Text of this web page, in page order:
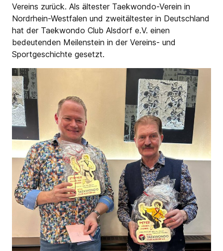
Vereins zurück. Als ältester Taekwondo-Verein in
Nordrhein-Westfalen und zweitältester in Deutschland
hat der Taekwondo Club Alsdorf e.V. einen
bedeutenden Meilenstein in der Vereins- und
Sportgeschichte gesetzt.